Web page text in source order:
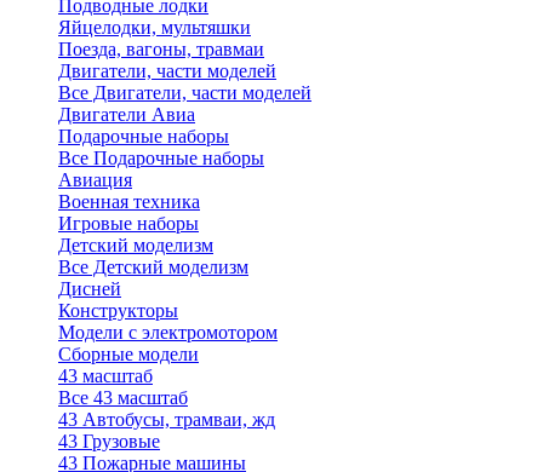
Подводные лодки
Яйцелодки, мультяшки
Поезда, вагоны, травмаи
Двигатели, части моделей
Все Двигатели, части моделей
Двигатели Авиа
Подарочные наборы
Все Подарочные наборы
Авиация
Военная техника
Игровые наборы
Детский моделизм
Все Детский моделизм
Дисней
Конструкторы
Модели с электромотором
Сборные модели
43 масштаб
Все 43 масштаб
43 Автобусы, трамваи, жд
43 Грузовые
43 Пожарные машины